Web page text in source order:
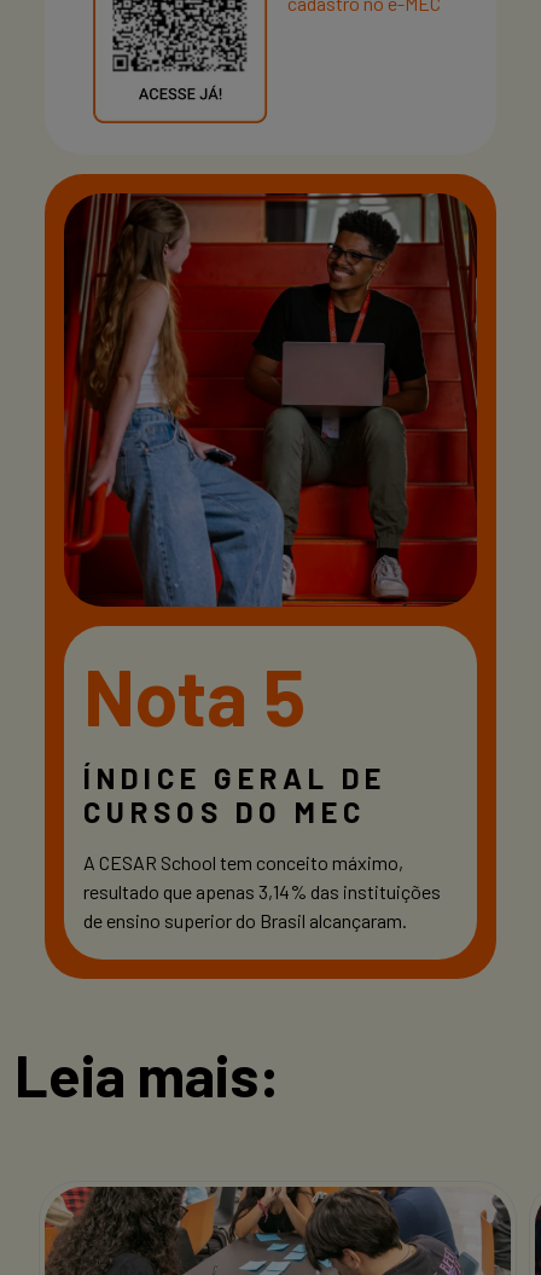
Nota 5
ÍNDICE GERAL DE
CURSOS DO MEC
A CESAR School tem conceito máximo,
resultado que apenas 3,14% das instituições
de ensino superior do Brasil alcançaram.
Leia mais: